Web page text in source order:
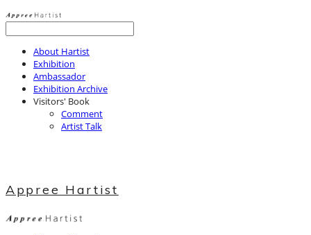
About Hartist
Exhibition
Ambassador
Exhibition Archive
Visitors' Book
Comment
Artist Talk
Appree Hartist